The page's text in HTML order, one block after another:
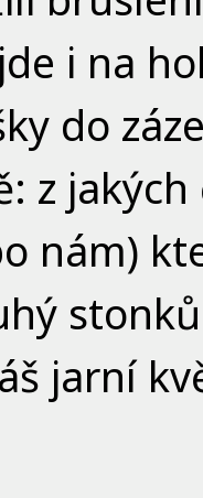
i na
do
z
nám)
jarní